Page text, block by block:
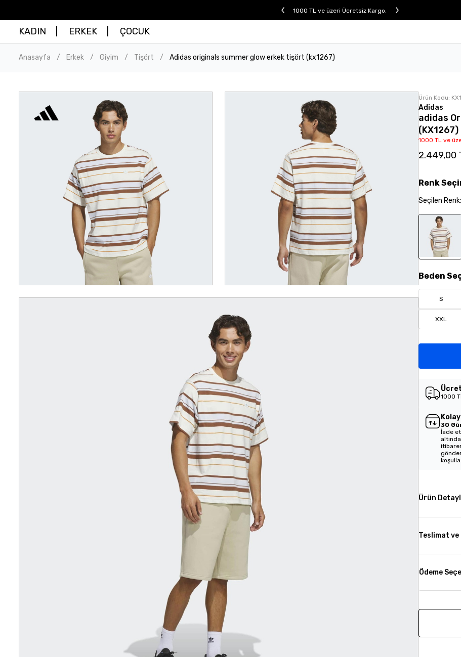
1000 TL ve üzeri Ücretsiz Kargo.
KADIN ERKEK ÇOCUK
Anasayfa / Erkek / Giyim / Tişört / Adidas originals summer glow erkek tişört (kx1267)
Ürün Kodu:
Adidas
adidas
(KX1267)
1000 TL ve
2.449,00
Beden
S
XXL
Renk
Seçilen Renk:
1000
30
İade
Ürün
Teslimat ve
Ödeme